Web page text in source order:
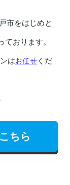
市をはじめと
ております。
はお任せくだ
ちら